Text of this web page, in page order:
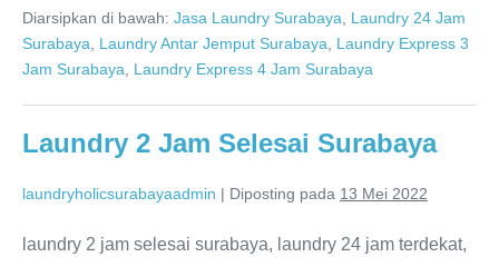
Terdekat
Surabaya
Diarsipkan di bawah: Jasa Laundry Surabaya
Laundry 24 Jam
Surabaya
Laundry Antar Jemput Surabaya
Laundry Express 3
Jam Surabaya
Laundry Express 4 Jam Surabaya
Laundry 2 Jam Selesai Surabaya
laundryholicsurabayaadmin | Diposting pada 13 Mei 2022
laundry 2 jam selesai surabaya, laundry 24 jam terdekat,